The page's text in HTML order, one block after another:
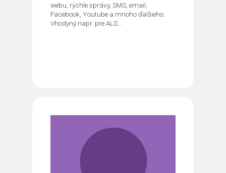
webu, rýchle správy, SMS, email,
Facebook, Youtube a mnoho ďalšieho.
Vhodyný napr. pre ALS...